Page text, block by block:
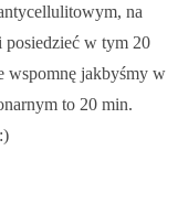
na
posiedzieć w tym 20
wspomnę jakbyśmy w
to 20 min.